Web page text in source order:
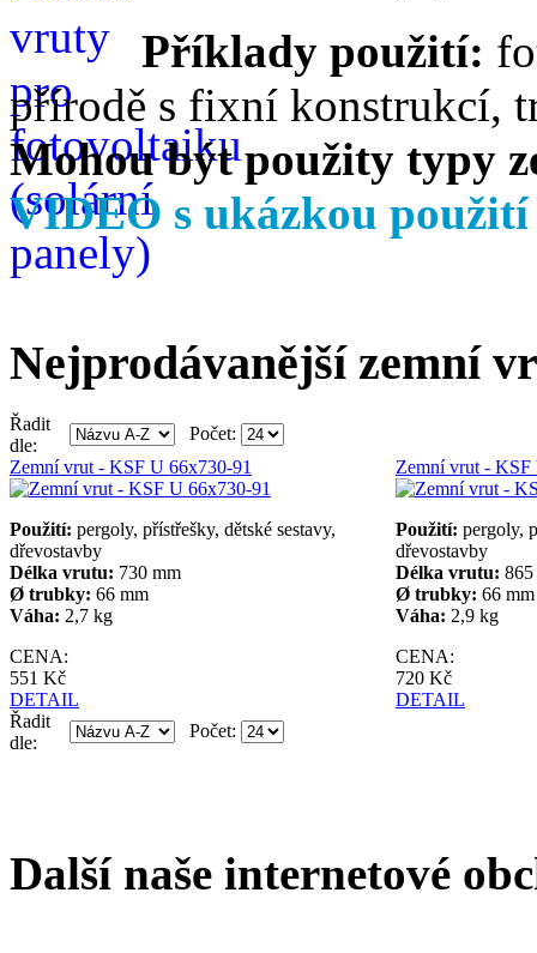
Příklady použití:
přírodě s fixní konstrukcí,
Mohou být použity typy
VIDEO s ukázkou
Nejprodávanější zemní
Řadit
dle:
Počet:
Zemní vrut - KSF U 66x730-91
Zemní vrut - KSF
Použití: pergoly, přístřešky, dětské sestavy,
dřevostavby
Délka vrutu: 730 mm
Ø trubky: 66 mm
Váha: 2,7 kg
Použití: pergoly,
dřevostavby
Délka vrutu:
Ø trubky: 66 mm
Váha: 2,9 kg
CENA:
551 Kč
DETAIL
CENA:
720 Kč
DETAIL
Řadit
dle:
Počet:
Další naše internetové